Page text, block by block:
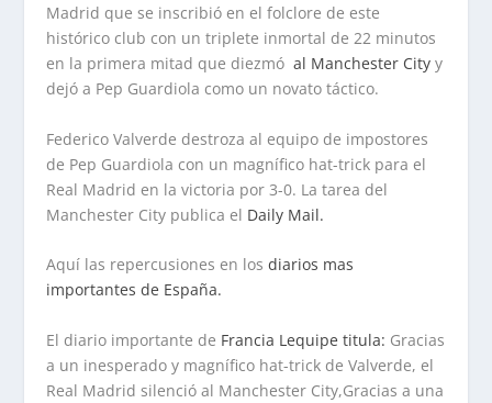
Madrid que se inscribió en el folclore de este
histórico club con un triplete inmortal de 22 minutos
en la primera mitad que diezmóal Manchester City y
dejó a Pep Guardiola como un novato táctico.
Federico Valverde destroza al equipo de impostores
de Pep Guardiola con un magnífico hat-trick para el
Real Madrid en la victoria por 3-0. La tarea del
Manchester City publica el Daily Mail.
Aquí las repercusiones en losdiarios mas
importantes de España.
El diario importante de Francia Lequipe titula: Gracias
a un inesperado y magnífico hat-trick de Valverde, el
Real Madrid silenció al Manchester City,Gracias a una